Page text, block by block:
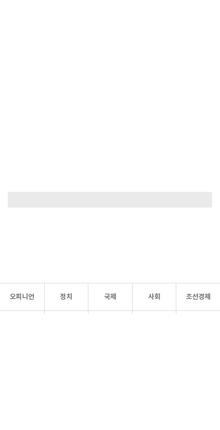
오피니언 정치 국제 사회 조선경제